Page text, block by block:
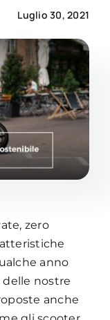
Luglio 30, 2021
zero
anno
delle nostre
anche